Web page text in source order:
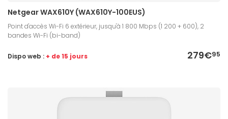
Netgear WAX610Y (WAX610Y-100EUS)
Point d'accès Wi-Fi 6 extérieur, jusqu'à 1 800 Mbps (1 200 + 600), 2
bandes Wi-Fi (bi-band)
279€95
Dispo web : + de 15 jours